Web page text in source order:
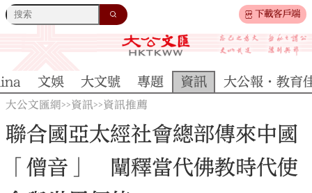
下載客戶端
文娛 大文號 專題 資訊 大公報·教育
大公文匯網>>資訊>>資訊推薦
聯合國亞太經社會總部傳來中國
「僧音」 闡釋當代佛教時代使